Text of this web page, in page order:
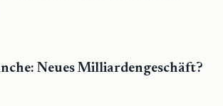
Neues Milliardengeschäft?